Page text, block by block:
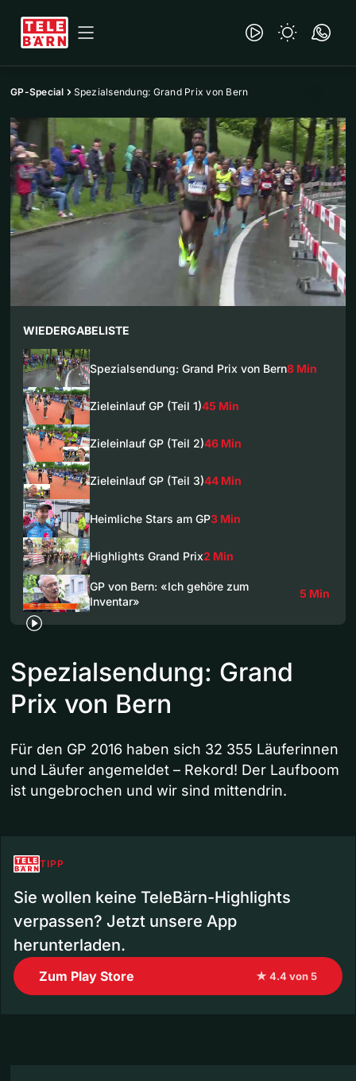
GP-Special Spezialsendung: Grand Prix von Bern
WIEDERGABELISTE
Spezialsendung: Grand Prix von Bern8 Min
Zieleinlauf GP (Teil 1)45 Min
Zieleinlauf GP (Teil 2)46 Min
Zieleinlauf GP (Teil 3)44 Min
Heimliche Stars am GP3 Min
Highlights Grand Prix2 Min
GP von Bern: «Ich gehöre zum
Inventar»
5 Min
Spezialsendung: Grand
Prix von Bern
Für den GP 2016 haben sich 32 355 Läuferinnen
und Läufer angemeldet – Rekord! Der Laufboom
ist ungebrochen und wir sind mittendrin.
TIPP
Sie wollen keine TeleBärn-Highlights
verpassen? Jetzt unsere App
herunterladen.
Zum Play Store ★ 4.4 von 5